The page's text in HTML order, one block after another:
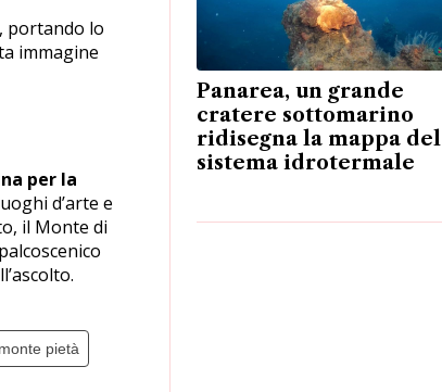
portando lo
immagine
per la
d’arte e
il Monte di
monte pietà
Panarea, un grande
cratere sottomarino
ridisegna la mappa del
sistema idrotermale